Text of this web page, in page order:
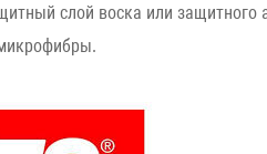
слой воска или защитного